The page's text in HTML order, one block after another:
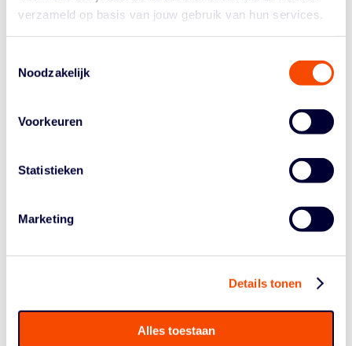
verzameld op basis van jouw gebruik van hun services.
Noodzakelijk
Voorkeuren
Statistieken
Marketing
Details tonen
Alles toestaan
bezighield met de Noordelijke selecties. Dat deed hij met
de nodige precisie. Ivo organiseerde samen anderen de
waaraan hij meewerkte binnen de afdeling Noord was
de 3×3 pilot competitie in Noord-Nederland.
Zeer trots was hij op zijn dochter Christie die uitkwam
voor het Nederlands team. Hij begeleidde haar niet
bij de internationale wedstrijden van zijn dochter.
een competente en gepassioneerde basketbaltrainer en
vriend kwijtgeraakt. Onze gedachten gaan uit naar zijn